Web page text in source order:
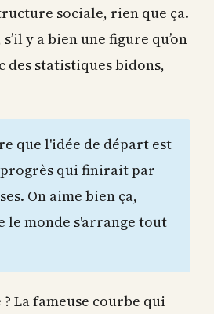
sociale, rien que ça.
y a bien une figure qu’on
des statistiques bidons,
que l'idée de départ est
progrès qui finirait par
On aime bien ça,
le monde s'arrange tout
La fameuse courbe qui